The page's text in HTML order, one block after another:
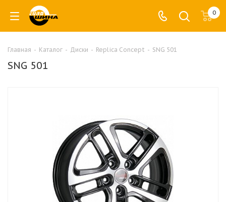
0
Главная - Каталог - Диски - Replica Concept - SNG 501
SNG 501